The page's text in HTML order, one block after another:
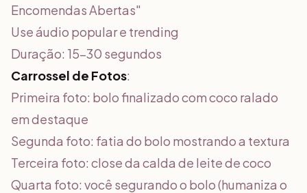
Encomendas Abertas"
Use áudio popular e trending
Duração: 15-30 segundos
Carrossel de Fotos:
Primeira foto: bolo finalizado com coco ralado
em destaque
Segunda foto: fatia do bolo mostrando a textura
Terceira foto: close da calda de leite de coco
Quarta foto: você segurando o bolo (humaniza o